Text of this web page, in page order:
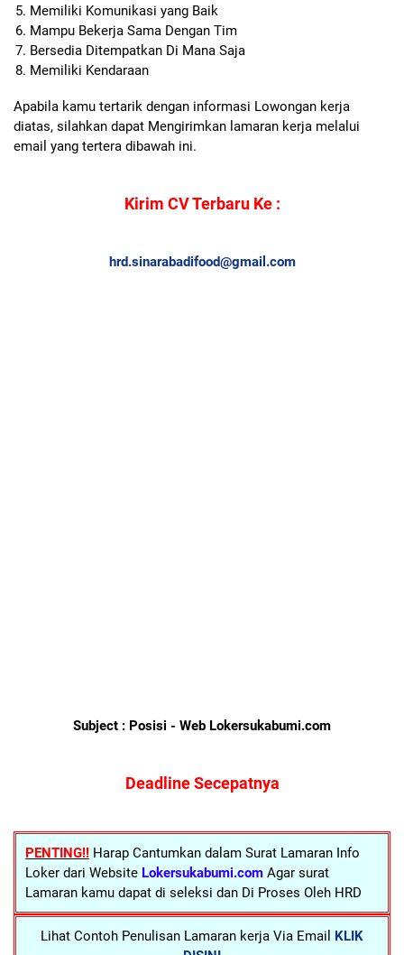
Memiliki Komunikasi yang Baik
Mampu Bekerja Sama Dengan Tim
Bersedia Ditempatkan Di Mana Saja
Memiliki Kendaraan
Apabila kamu tertarik dengan informasi Lowongan kerja
diatas, silahkan dapat Mengirimkan lamaran kerja melalui
email yang tertera dibawah ini.
Kirim CV Terbaru Ke :
hrd.sinarabadifood@gmail.com
Subject : Posisi - Web Lokersukabumi.com
Deadline Secepatnya
PENTING!! Harap Cantumkan dalam Surat Lamaran Info
Loker dari Website Lokersukabumi.com Agar surat
Lamaran kamu dapat di seleksi dan Di Proses Oleh HRD
Lihat Contoh Penulisan Lamaran kerja Via Email KLIK